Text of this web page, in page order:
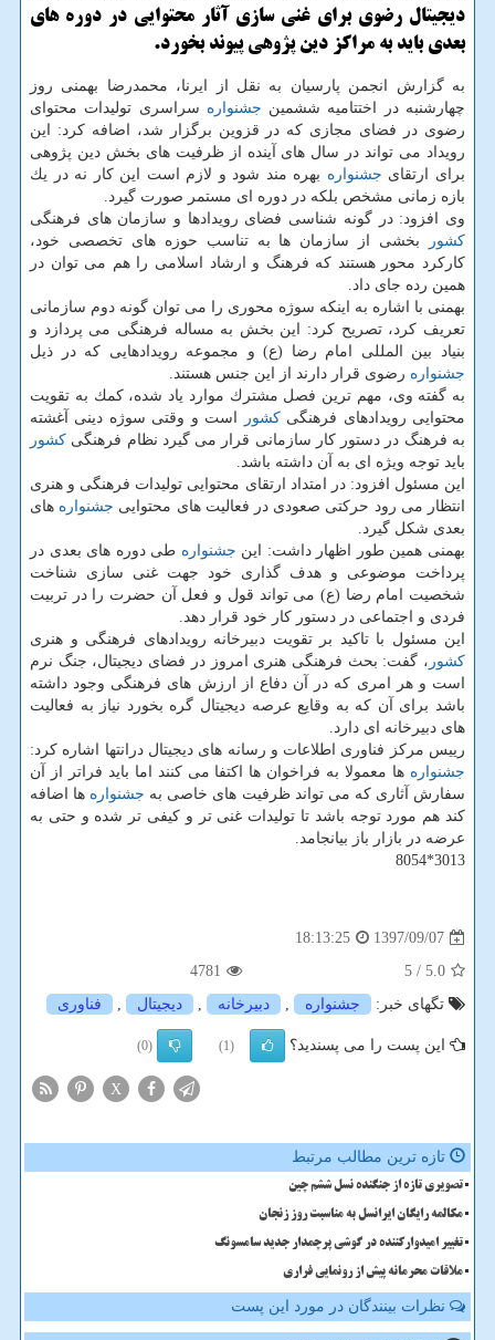
دیجیتال رضوی برای غنی سازی آثار محتوایی در دوره های
بعدی باید به مراكز دین پژوهی پیوند بخورد.
به گزارش انجمن پارسیان به نقل از ایرنا، محمدرضا بهمنی روز
چهارشنبه در اختتامیه ششمین جشنواره سراسری تولیدات محتوای
رضوی در فضای مجازی كه در قزوین برگزار شد، اضافه كرد: این
رویداد می تواند در سال های آینده از ظرفیت های بخش دین پژوهی
برای ارتقای جشنواره بهره مند شود و لازم است این كار نه در یك
بازه زمانی مشخص بلكه در دوره ای مستمر صورت گیرد.
وی افزود: در گونه شناسی فضای رویدادها و سازمان های فرهنگی
كشور
بخشی از سازمان ها به تناسب حوزه های تخصصی خود،
كاركرد محور هستند كه فرهنگ و ارشاد اسلامی را هم می توان در
همین رده جای داد.
بهمنی با اشاره به اینكه سوژه محوری را می توان گونه دوم سازمانی
تعریف كرد، تصریح كرد: این بخش به مساله فرهنگی می پردازد و
بنیاد بین المللی امام رضا (ع) و مجموعه رویدادهایی كه در ذیل
جشنواره رضوی قرار دارند از این جنس هستند.
به گفته وی، مهم ترین فصل مشترك موارد یاد شده، كمك به تقویت
محتوایی رویدادهای فرهنگیكشور
است و وقتی سوژه دینی آغشته
به فرهنگ در دستور كار سازمانی قرار می گیرد نظام فرهنگی كشور
باید توجه ویژه ای به آن داشته باشد.
این مسئول افزود: در امتداد ارتقای محتوایی تولیدات فرهنگی و هنری
انتظار می رود حركتی صعودی در فعالیت های محتوایی جشنواره های
بعدی شكل گیرد.
بهمنی همین طور اظهار داشت: این جشنواره طی دوره های بعدی در
پرداخت موضوعی و هدف گذاری خود جهت غنی سازی شناخت
شخصیت امام رضا (ع) می تواند قول و فعل آن حضرت را در تربیت
فردی و اجتماعی در دستور كار خود قرار دهد.
این مسئول با تاكید بر تقویت دبیرخانه رویدادهای فرهنگی و هنری
كشور ، گفت: بحث فرهنگی هنری امروز در فضای دیجیتال، جنگ نرم
است و هر امری كه در آن دفاع از ارزش های فرهنگی وجود داشته
باشد برای آن كه به وقایع عرصه دیجیتال گره بخورد نیاز به فعالیت
های دبیرخانه ای دارد.
رییس مركز فناوری اطلاعات و رسانه های دیجیتال درانتها اشاره كرد:
جشنواره ها معمولا به فراخوان ها اكتفا می كنند اما باید فراتر از آن
سفارش آثاری كه می تواند ظرفیت های خاصی به جشنواره ها اضافه
كند هم مورد توجه باشد تا تولیدات غنی تر و كیفی تر شده و حتی به
عرضه در بازار باز بیانجامد.
3013*8054
1397/09/07
18:13:25
5.0
/ 5
4781
تگهای خبر:
جشنواره , دبیرخانه , دیجیتال , فناوری
این پست را می پسندید؟ (1)
(0)
X
تازه ترین مطالب مرتبط
تصویری تازه از جنگنده نسل ششم چین
مکالمه رایگان ایرانسل به مناسبت روز زنجان
تغییر امیدوارکننده در گوشی پرچمدار جدید سامسونگ
ملاقات محرمانه پیش از رونمایی فراری
نظرات بینندگان در مورد این پست